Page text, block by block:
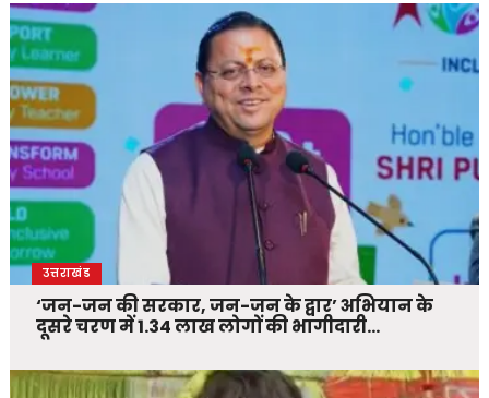
उत्तराखंड
‘जन-जन की सरकार, जन-जन के द्वार’ अभियान के
दूसरे चरण में 1.34 लाख लोगों की भागीदारी…